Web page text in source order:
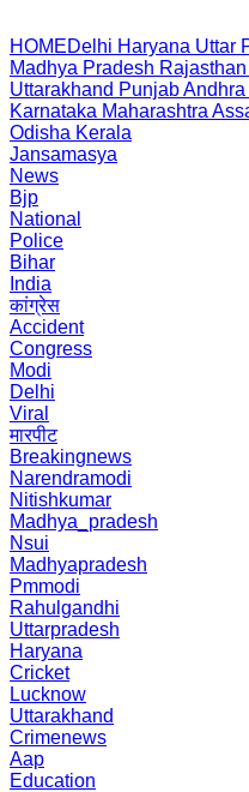
HOMEDelhi Haryana Uttar
Madhya Pradesh Rajasthan
Uttarakhand PunjabAndhra
Karnataka Maharashtra
Odisha Kerala
Jansamasya
News
Bjp
National
Police
Bihar
India
कांग्रेस
Accident
Congress
Modi
Delhi
Viral
मारपीट
Breakingnews
Narendramodi
Nitishkumar
Madhya_pradesh
Nsui
Madhyapradesh
Pmmodi
Rahulgandhi
Uttarpradesh
Haryana
Cricket
Lucknow
Uttarakhand
Crimenews
Aap
Education